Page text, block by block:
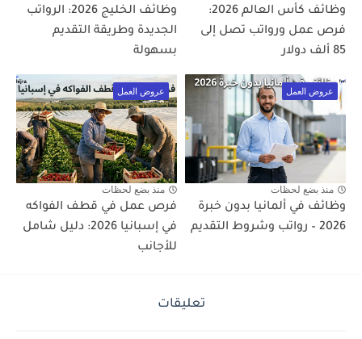
وظائف كأس العالم 2026:
فرص عمل ورواتب تصل إلى
85 ألف دولار
وظائف الخليج 2026: الرواتب
الجديدة وطريقة التقديم
بسهولة
عروض العمل
منذ بضع لحظات
وظائف في ألمانيا بدون خبرة
2026 – رواتب وشروط التقديم
عروض العمل
منذ بضع لحظات
فرص عمل في قطف الفواكه
في إسبانيا 2026: دليل شامل
للأجانب
تعليقات